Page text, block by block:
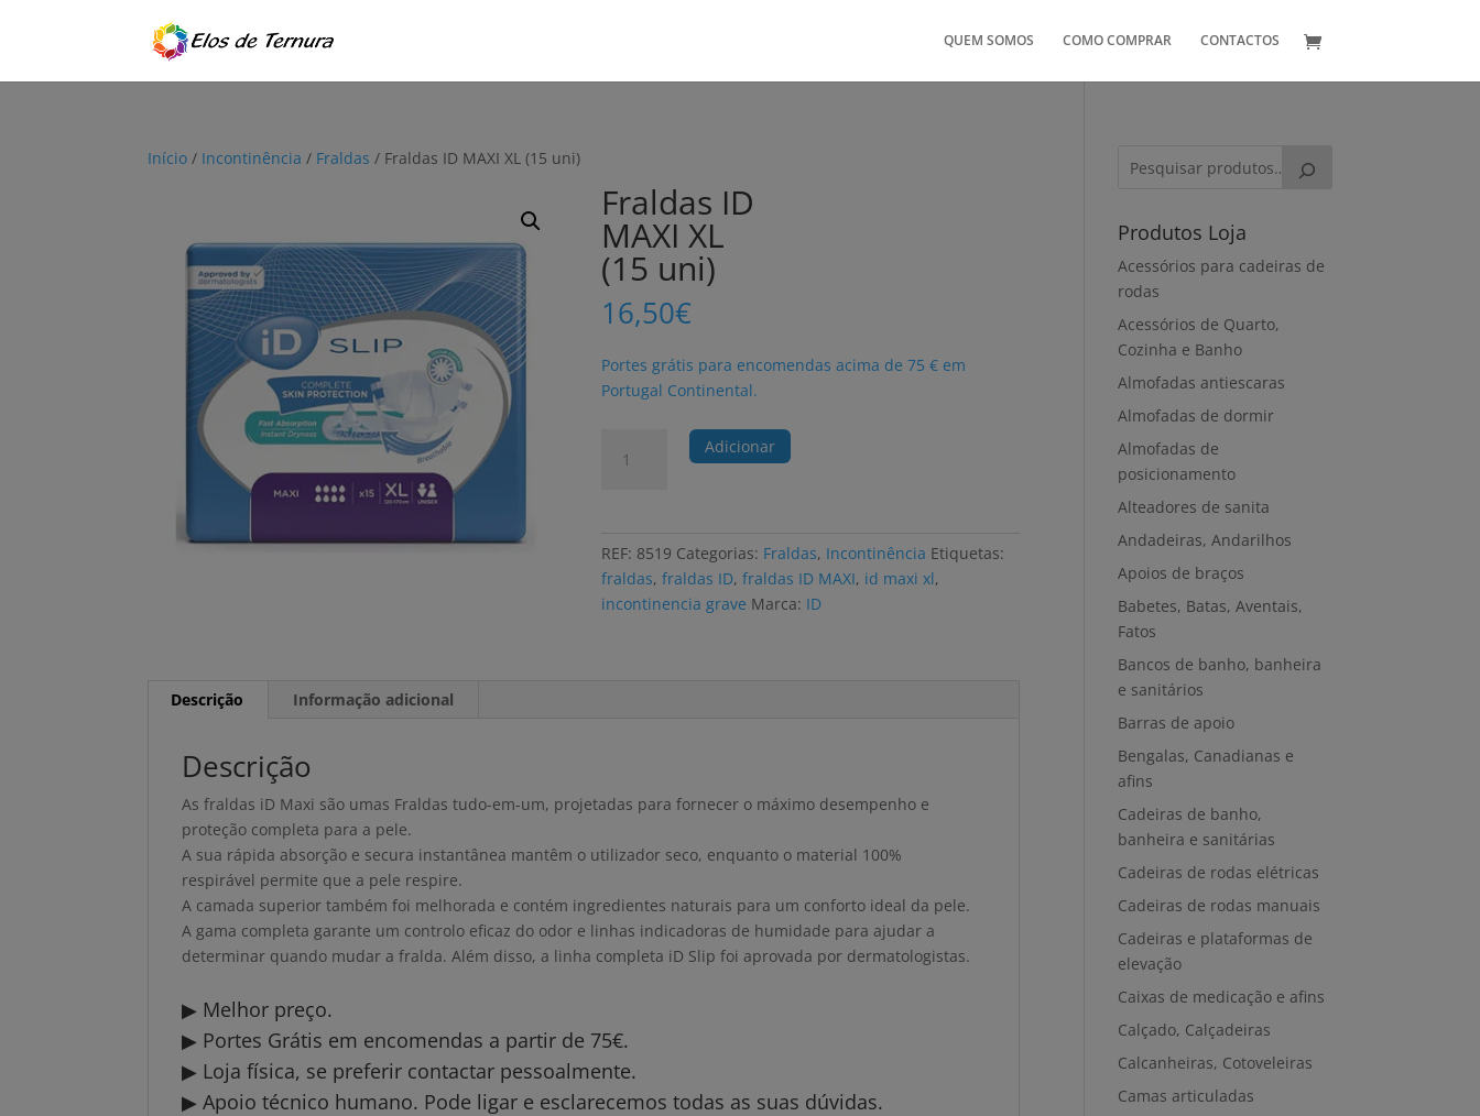
QUEM SOMOS COMO COMPRAR CONTACTOS
Início / Incontinência / Fraldas / Fraldas ID MAXI XL (15 uni)
Fraldas ID
MAXI XL
(15 uni)
16,50€
Portes grátis para encomendas acima de 75 € em
Portugal Continental.
XL
(15
Adicionar
REF: 8519 Categorias: Fraldas, Incontinência Etiquetas:
fraldas,fraldas ID,fraldas ID MAXI, id maxi xl,
incontinencia grave Marca: ID
Descrição Informação adicional
Descrição
As fraldas iD Maxi são umas Fraldas tudo-em-um, projetadas para fornecer o máximo desempenho e
proteção completa para a pele.
A sua rápida absorção e secura instantânea mantêm o utilizador seco, enquanto o material 100%
respirável permite que a pele respire.
A camada superior também foi melhorada e contém ingredientes naturais para um conforto ideal da pele.
A gama completa garante um controlo eficaz do odor e linhas indicadoras de humidade para ajudar a
determinar quando mudar a fralda. Além disso, a linha completa iD Slip foi aprovada por dermatologistas.
▶ Melhor preço.
▶ Portes Grátis em encomendas a partir de 75€.
▶ Loja física, se preferir contactar pessoalmente.
▶ Apoio técnico humano. Pode ligar e esclarecemos todas as suas dúvidas.
Produtos Loja
Acessórios para cadeiras de
rodas
Acessórios de Quarto,
Cozinha e Banho
Almofadas antiescaras
Almofadas de dormir
Almofadas de
posicionamento
Alteadores de sanita
Andadeiras, Andarilhos
Apoios de braços
Babetes, Batas, Aventais,
Fatos
Bancos de banho, banheira
e sanitários
Barras de apoio
Bengalas, Canadianas e
afins
Cadeiras de banho,
banheira e sanitárias
Cadeiras de rodas elétricas
Cadeiras de rodas manuais
Cadeiras e plataformas de
elevação
Caixas de medicação e afins
Calçado, Calçadeiras
Calcanheiras, Cotoveleiras
Camas articuladas